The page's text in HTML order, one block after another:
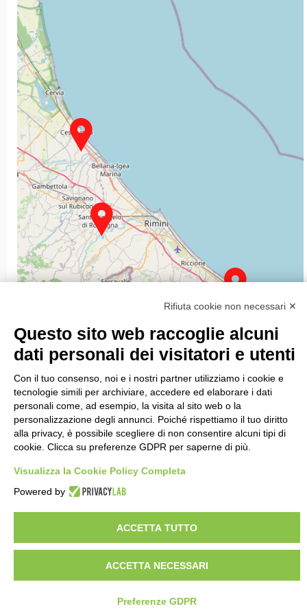
Rifiuta cookie non necessari ✕
Questo sito web raccoglie alcuni
dati personali dei visitatori e utenti
Con il tuo consenso, noi e i nostri partner utilizziamo i cookie e
tecnologie simili per archiviare, accedere ed elaborare i dati
personali come, ad esempio, la visita al sito web o la
personalizzazione degli annunci. Poiché rispettiamo il tuo diritto
alla privacy, è possibile scegliere di non consentire alcuni tipi di
cookie. Clicca su preferenze GDPR per saperne di più.
Visualizza la Cookie Policy Completa
Powered by
ACCETTA TUTTO
ACCETTA NECESSARI
Preferenze GDPR